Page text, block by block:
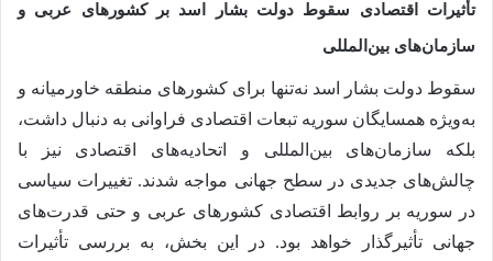
تأثیرات اقتصادی سقوط دولت بشار اسد بر کشورهای عربی و
سازمان‌های بین‌المللی
سقوط دولت بشار اسد نه‌تنها برای کشورهای منطقه خاورمیانه و
به‌ویژه همسایگان سوریه تبعات اقتصادی فراوانی به دنبال داشت،
بلکه سازمان‌های بین‌المللی و اتحادیه‌های اقتصادی نیز با
چالش‌های جدیدی در سطح جهانی مواجه شدند. تغییرات سیاسی
در سوریه بر روابط اقتصادی کشورهای عربی و حتی قدرت‌های
جهانی تأثیرگذار خواهد بود. در این بخش، به بررسی تأثیرات